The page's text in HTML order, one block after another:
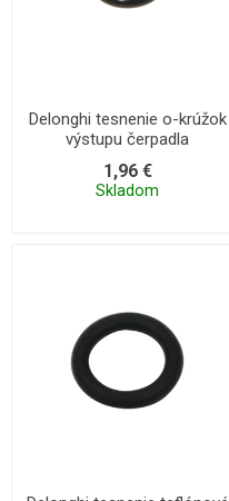
Delonghi tesnenie o-krúžok
výstupu čerpadla
1,96 €
Skladom